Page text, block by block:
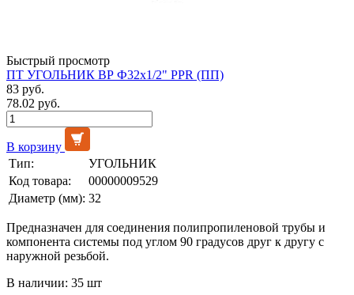
Быстрый просмотр
ПТ УГОЛЬНИК ВР Ф32х1/2" PPR (ПП)
83 руб.
78.02 руб.
В корзину
Тип:
УГОЛЬНИК
Код товара:
00000009529
Диаметр (мм): 32
Предназначен для соединения полипропиленовой трубы и
компонента системы под углом 90 градусов друг к другу с
наружной резьбой.
В наличии: 35 шт